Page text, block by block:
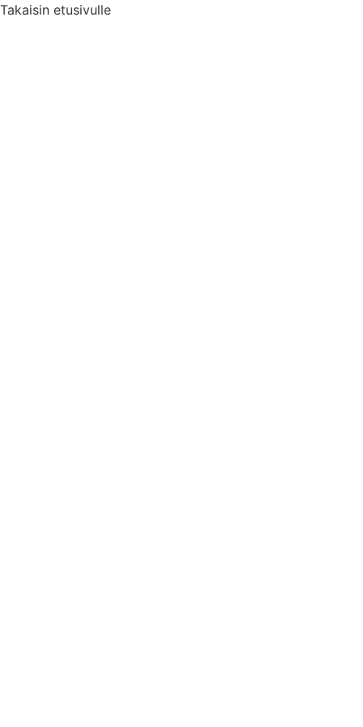
Takaisin etusivulle